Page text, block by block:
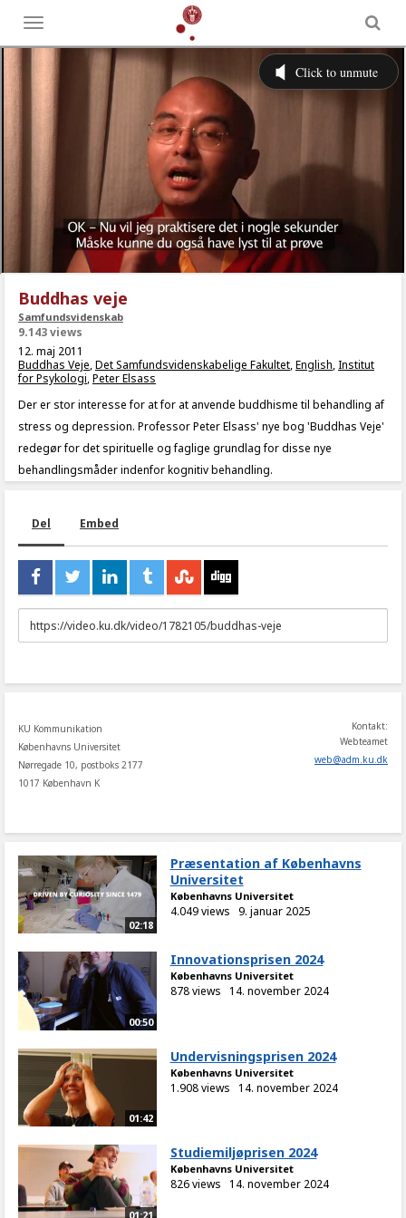
Toggle
menu
Buddhas veje
Samfundsvidenskab
9.143 views
12. maj 2011
Buddhas Veje,Det Samfundsvidenskabelige Fakultet,English,Institut
for Psykologi,Peter Elsass
Der er stor interesse for at for at anvende buddhisme til behandling af
stress og depression. Professor Peter Elsass' nye bog 'Buddhas Veje'
redegør for det spirituelle og faglige grundlag for disse nye
behandlingsmåder indenfor kognitiv behandling.
Del Embed
URL
to
KU Kommunikation
Københavns Universitet
Nørregade 10, postboks 2177
1017 København K
Kontakt:
Webteamet
web@adm.ku.dk
02:18
Præsentation af Københavns
Universitet
Københavns Universitet
4.049 views 9. januar 2025
00:50
Innovationsprisen 2024
Københavns Universitet
878 views 14. november 2024
01:42
Undervisningsprisen 2024
Københavns Universitet
1.908 views 14. november 2024
01:21
Studiemiljøprisen 2024
Københavns Universitet
826 views 14. november 2024